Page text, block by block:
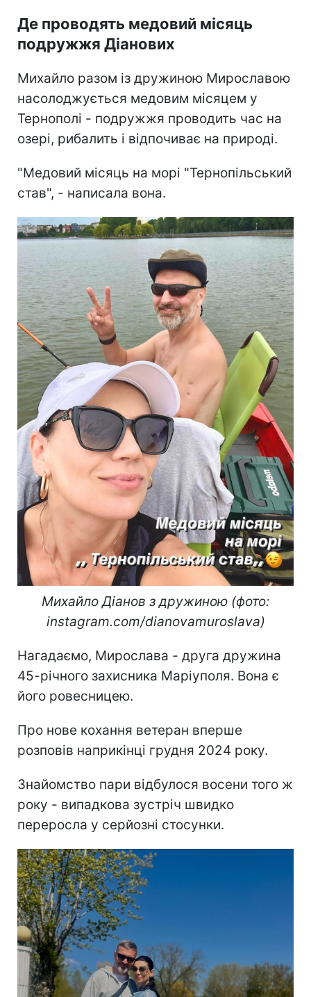
Де проводять медовий місяць
подружжя Діанових
Михайло разом із дружиною Мирославою
насолоджується медовим місяцем у
Тернополі - подружжя проводить час на
озері, рибалить і відпочиває на природі.
"Медовий місяць на морі "Тернопільський
став", - написала вона.
Михайло Діанов з дружиною (фото:
instagram.com/dianovamuroslava)
Нагадаємо, Мирослава - друга дружина
45-річного захисника Маріуполя. Вона є
його ровесницею.
Про нове кохання ветеран вперше
розповів наприкінці грудня 2024 року.
Знайомство пари відбулося восени того ж
року - випадкова зустріч швидко
переросла у серйозні стосунки.